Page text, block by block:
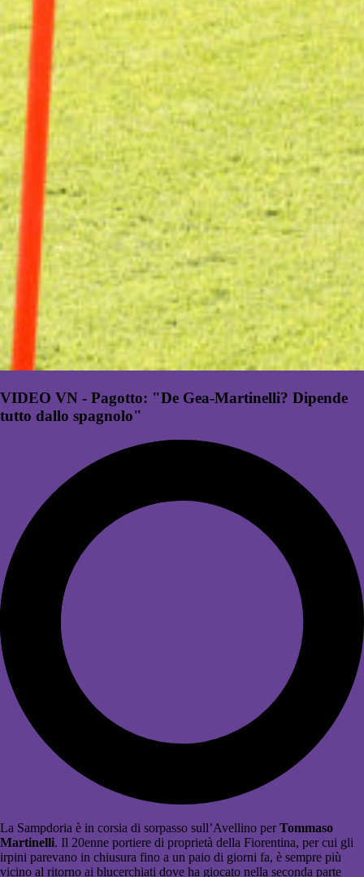
VIDEO VN - Pagotto: "De Gea-Martinelli? Dipende
tutto dallo spagnolo"
La Sampdoria è in corsia di sorpasso sull’Avellino perTommaso
Martinelli. Il 20enne portiere di proprietà della Fiorentina, per cui gli
irpini parevano in chiusura fino a un paio di giorni fa, è sempre più
vicino al ritorno ai blucerchiati dove ha giocato nella seconda parte